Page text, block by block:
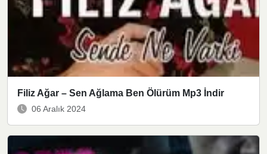
Filiz Ağar – Sen Ağlama Ben Ölürüm Mp3 İndir
06 Aralık 2024